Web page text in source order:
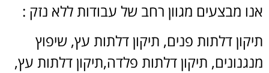
אנו מבצעים מגוון רחב של עבודות ללא נזק :
תיקון דלתות פנים, תיקון דלתות עץ, שיפוץ
מנגנונים, תיקון דלתות פלדה,תיקון דלתות עץ,